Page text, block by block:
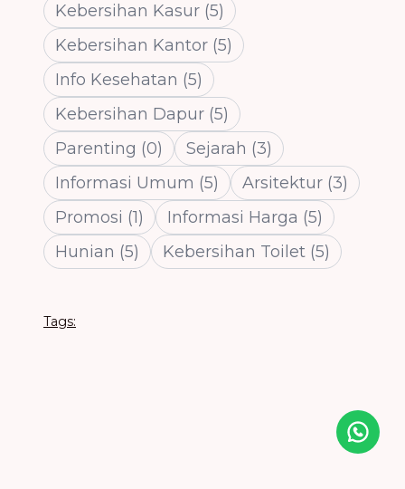
Kebersihan Kasur (5)
Kebersihan Kantor (5)
Info Kesehatan (5)
Kebersihan Dapur (5)
Parenting (0) Sejarah (3)
Informasi Umum (5) Arsitektur (3)
Promosi (1) Informasi Harga (5)
Hunian (5) Kebersihan Toilet (5)
Tags:
Icon